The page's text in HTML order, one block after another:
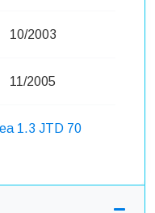
10/2003
11/2005
1.3 JTD 70